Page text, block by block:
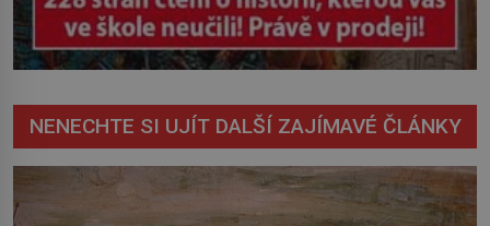
NENECHTE SI UJÍT DALŠÍ ZAJÍMAVÉ ČLÁNKY